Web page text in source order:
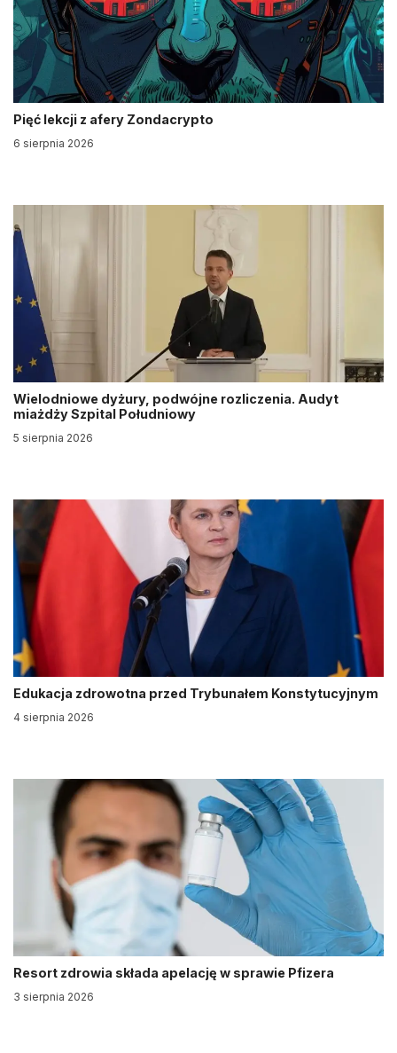
Pięć lekcji z afery Zondacrypto
6 sierpnia 2026
Wielodniowe dyżury, podwójne rozliczenia. Audyt
miażdży Szpital Południowy
5 sierpnia 2026
Edukacja zdrowotna przed Trybunałem Konstytucyjnym
4 sierpnia 2026
Resort zdrowia składa apelację w sprawie Pfizera
3 sierpnia 2026